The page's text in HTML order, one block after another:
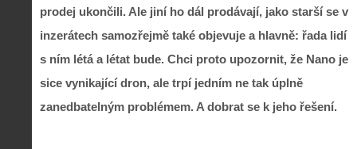
prodej ukončili. Ale jiní ho dál prodávají, jako starší se v
inzerátech samozřejmě také objevuje a hlavně: řada lidí
s ním létá a létat bude. Chci proto upozornit, že Nano je
sice vynikající dron, ale trpí jedním ne tak úplně
zanedbatelným problémem. A dobrat se k jeho řešení.